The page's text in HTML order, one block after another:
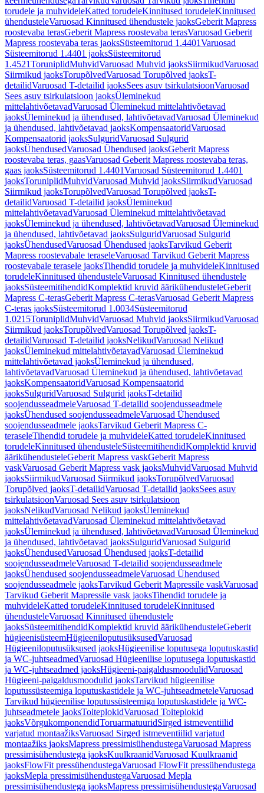
torudele ja muhvideleKatted torudeleKinnitused torudeleKinnitused
ühendusteleVaruosad Kinnitused ühendustele jaoksGeberit Mapress
roostevaba terasGeberit Mapress roostevaba terasVaruosad Geberit
Mapress roostevaba teras jaoksSüsteemitorud 1.4401Varuosad
Süsteemitorud 1.4401 jaoksSüsteemitorud
1.4521ToruniplidMuhvidVaruosad Muhvid jaoksSiirmikudVaruosad
Siirmikud jaoksTorupõlvedVaruosad Torupõlved jaoksT-
detailidVaruosad T-detailid jaoksSees asuv tsirkulatsioonVaruosad
Sees asuv tsirkulatsioon jaoksÜleminekud
mittelahtivõetavadVaruosad Üleminekud mittelahtivõetavad
jaoksÜleminekud ja ühendused, lahtivõetavadVaruosad Üleminekud
ja ühendused, lahtivõetavad jaoksKompensaatoridVaruosad
Kompensaatorid jaoksSulguridVaruosad Sulgurid
jaoksÜhendusedVaruosad Ühendused jaoksGeberit Mapress
roostevaba teras, gaasVaruosad Geberit Mapress roostevaba teras,
gaas jaoksSüsteemitorud 1.4401Varuosad Süsteemitorud 1.4401
jaoksToruniplidMuhvidVaruosad Muhvid jaoksSiirmikudVaruosad
Siirmikud jaoksTorupõlvedVaruosad Torupõlved jaoksT-
detailidVaruosad T-detailid jaoksÜleminekud
mittelahtivõetavadVaruosad Üleminekud mittelahtivõetavad
jaoksÜleminekud ja ühendused, lahtivõetavadVaruosad Üleminekud
ja ühendused, lahtivõetavad jaoksSulguridVaruosad Sulgurid
jaoksÜhendusedVaruosad Ühendused jaoksTarvikud Geberit
Mapress roostevabale teraseleVaruosad Tarvikud Geberit Mapress
roostevabale terasele jaoksTihendid torudele ja muhvideleKinnitused
torudeleKinnitused ühendusteleVaruosad Kinnitused ühendustele
jaoksSüsteemitihendidKomplektid kruvid äärikühendusteleGeberit
Mapress C-terasGeberit Mapress C-terasVaruosad Geberit Mapress
C-teras jaoksSüsteemitorud 1.0034Süsteemitorud
1.0215ToruniplidMuhvidVaruosad Muhvid jaoksSiirmikudVaruosad
Siirmikud jaoksTorupõlvedVaruosad Torupõlved jaoksT-
detailidVaruosad T-detailid jaoksNelikudVaruosad Nelikud
jaoksÜleminekud mittelahtivõetavadVaruosad Üleminekud
mittelahtivõetavad jaoksÜleminekud ja ühendused,
lahtivõetavadVaruosad Üleminekud ja ühendused, lahtivõetavad
jaoksKompensaatoridVaruosad Kompensaatorid
jaoksSulguridVaruosad Sulgurid jaoksT-detailid
soojendusseadmeleVaruosad T-detailid soojendusseadmele
jaoksÜhendused soojendusseadmeleVaruosad Ühendused
soojendusseadmele jaoksTarvikud Geberit Mapress C-
teraseleTihendid torudele ja muhvideleKatted torudeleKinnitused
torudeleKinnitused ühendusteleSüsteemitihendidKomplektid kruvid
äärikühendusteleGeberit Mapress vaskGeberit Mapress
vaskVaruosad Geberit Mapress vask jaoksMuhvidVaruosad Muhvid
jaoksSiirmikudVaruosad Siirmikud jaoksTorupõlvedVaruosad
Torupõlved jaoksT-detailidVaruosad T-detailid jaoksSees asuv
tsirkulatsioonVaruosad Sees asuv tsirkulatsioon
jaoksNelikudVaruosad Nelikud jaoksÜleminekud
mittelahtivõetavadVaruosad Üleminekud mittelahtivõetavad
jaoksÜleminekud ja ühendused, lahtivõetavadVaruosad Üleminekud
ja ühendused, lahtivõetavad jaoksSulguridVaruosad Sulgurid
jaoksÜhendusedVaruosad Ühendused jaoksT-detailid
soojendusseadmeleVaruosad T-detailid soojendusseadmele
jaoksÜhendused soojendusseadmeleVaruosad Ühendused
soojendusseadmele jaoksTarvikud Geberit Mapressile vaskVaruosad
Tarvikud Geberit Mapressile vask jaoksTihendid torudele ja
muhvideleKatted torudeleKinnitused torudeleKinnitused
ühendusteleVaruosad Kinnitused ühendustele
jaoksSüsteemitihendidKomplektid kruvid äärikühendusteleGeberit
hügieenisüsteemHügieeniloputusüksusedVaruosad
Hügieeniloputusüksused jaoksHügieenilise loputusega loputuskastid
ja WC-juhtseadmedVaruosad Hügieenilise loputusega loputuskastid
ja WC-juhtseadmed jaoksHügieeni-paigaldusmoodulidVaruosad
Hügieeni-paigaldusmoodulid jaoksTarvikud hügieenilise
loputussüsteemiga loputuskastidele ja WC-juhtseadmeteleVaruosad
Tarvikud hügieenilise loputussüsteemiga loputuskastidele ja WC-
juhtseadmetele jaoksToiteplokidVaruosad Toiteplokid
jaoksVõrgukomponendidToruarmatuuridSirged istmeventiilid
varjatud montaažiksVaruosad Sirged istmeventiilid varjatud
montaažiks jaoksMapress pressimisühendustegaVaruosad Mapress
pressimisühendustega jaoksKuulkraanidVaruosad Kuulkraanid
jaoksFlowFit pressühendustegaVaruosad FlowFit pressühendustega
jaoksMepla pressimisühendustegaVaruosad Mepla
pressimisühendustega jaoksMapress pressimisühendustegaVaruosad